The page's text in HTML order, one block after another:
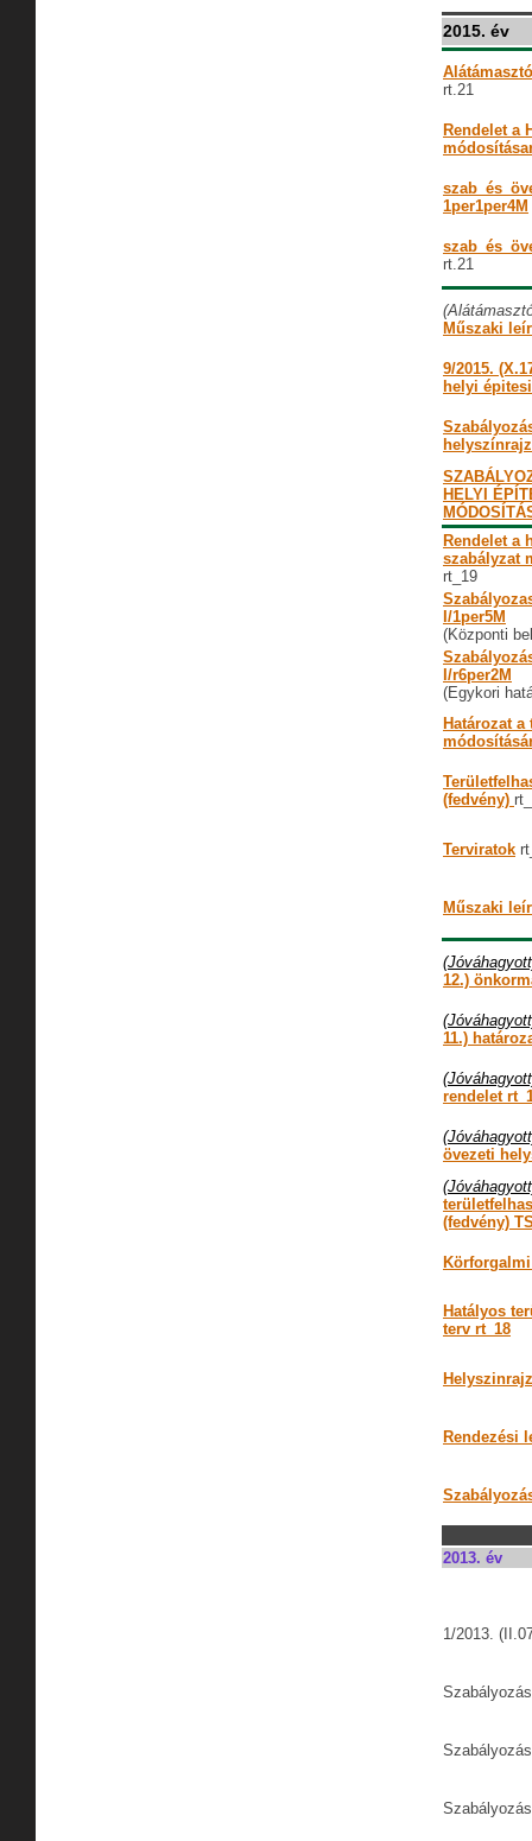
2015. év
rt.21
Rendelet a
1per1per4M
rt.21
Műszaki
9/2015.
helyi
HELYI
Rendelet a
szabályzat
rt_19
I/1per5M
(Központi
I/r6per2M
(Egykori
Határozat
(fedvény)
Terviratok
Műszaki
12.)
11.)
rendelet
övezeti
(fedvény)
Hatályos
terv rt_18
Rendezési
2013. év
1/2013.